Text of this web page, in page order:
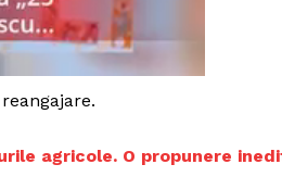
agricole. O propunere